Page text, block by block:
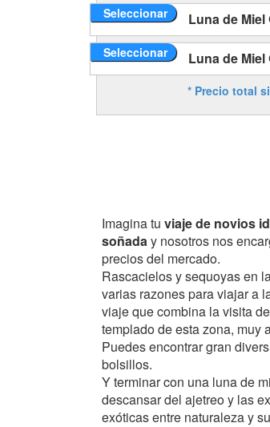
Seleccionar Luna de Miel
Seleccionar Luna de Miel
* Precio total
Imagina tu viaje de novios
soñaday nosotros nos
precios del mercado.
Rascacielos y sequoyas en
varias razones para viajar a
viaje que combina la visita
templado de esta zona, muy
Puedes encontrar gran
bolsillos.
Y terminar con una luna de
descansar del ajetreo y las
exóticas entre naturaleza y